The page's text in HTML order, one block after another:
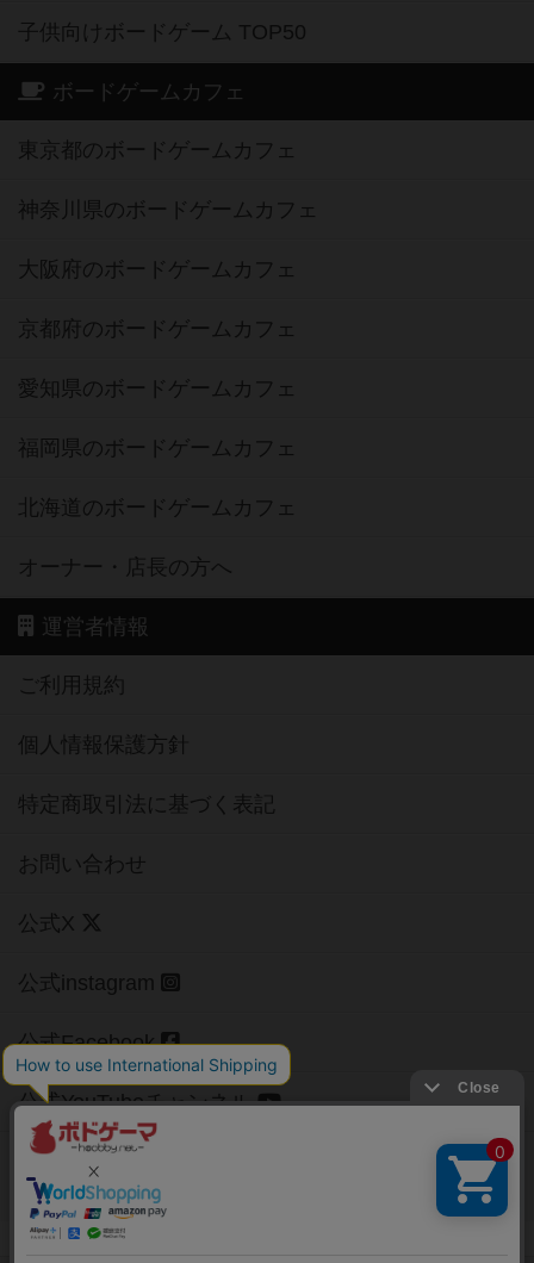
子供向けボードゲーム TOP50
ボードゲームカフェ
東京都のボードゲームカフェ
神奈川県のボードゲームカフェ
大阪府のボードゲームカフェ
京都府のボードゲームカフェ
愛知県のボードゲームカフェ
福岡県のボードゲームカフェ
北海道のボードゲームカフェ
オーナー・店長の方へ
運営者情報
ご利用規約
個人情報保護方針
特定商取引法に基づく表記
お問い合わせ
公式X
公式instagram
公式Facebook
公式YouTubeチャンネル